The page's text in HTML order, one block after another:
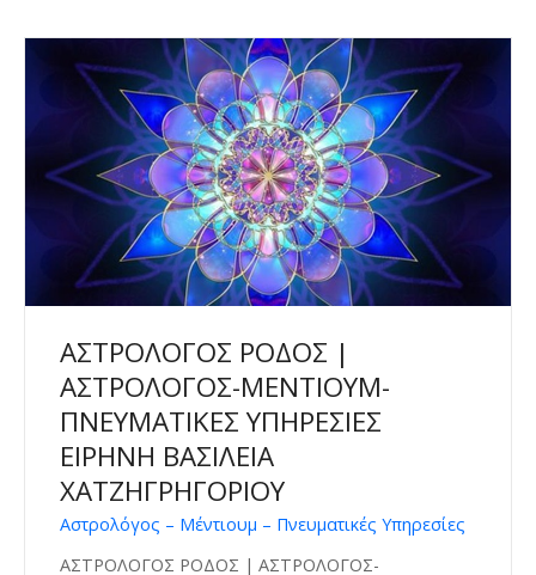
ΑΣΤΡΟΛΟΓΟΣ ΡΟΔΟΣ |
ΑΣΤΡΟΛΟΓΟΣ-ΜΕΝΤΙΟΥΜ-
ΠΝΕΥΜΑΤΙΚΕΣ ΥΠΗΡΕΣΙΕΣ
ΕΙΡΗΝΗ ΒΑΣΙΛΕΙΑ
ΧΑΤΖΗΓΡΗΓΟΡΙΟΥ
Αστρολόγος – Μέντιουμ – Πνευματικές Υπηρεσίες
ΑΣΤΡΟΛΟΓΟΣ ΡΟΔΟΣ | ΑΣΤΡΟΛΟΓΟΣ-